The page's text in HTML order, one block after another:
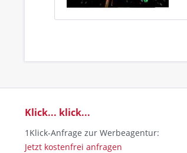
Klick... klick...
1Klick-Anfrage zur Werbeagentur:
Jetzt kostenfrei anfragen